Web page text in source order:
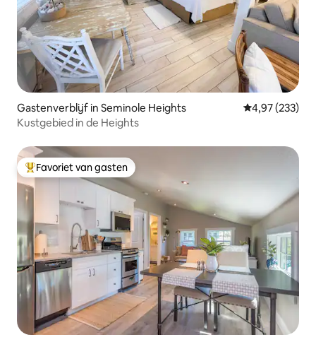
Gastenverblijf in Seminole Heights Gemiddelde
4,97 (233)
Kustgebied in de Heights
Topfavoriet van gasten
Favoriet van gasten